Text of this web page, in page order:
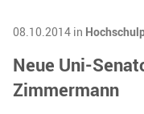
08.10.2014 in
Neue Uni-
Zimmermann